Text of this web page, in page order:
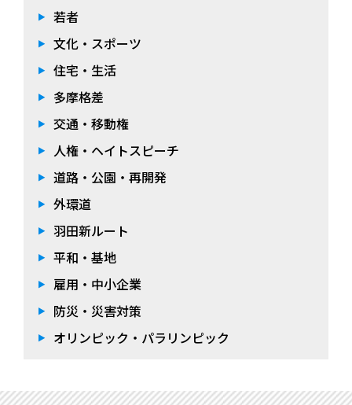
若者
文化・スポーツ
住宅・生活
多摩格差
交通・移動権
人権・ヘイトスピーチ
道路・公園・再開発
外環道
羽田新ルート
平和・基地
雇用・中小企業
防災・災害対策
オリンピック・パラリンピック